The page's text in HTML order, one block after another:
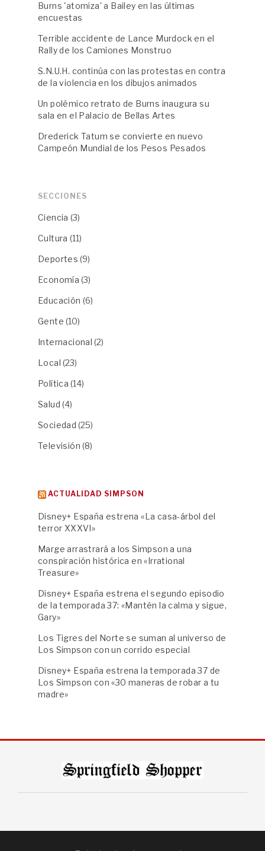
Burns 'atomiza' a Bailey en las últimas
encuestas
Terrible accidente de Lance Murdock en el
Rally de los Camiones Monstruo
S.N.U.H. continúa con las protestas en contra
de la violencia en los dibujos animados
Un polémico retrato de Burns inaugura su
sala en el Palacio de Bellas Artes
Drederick Tatum se convierte en nuevo
Campeón Mundial de los Pesos Pesados
SECCIONES
Ciencia (3)
Cultura (11)
Deportes (9)
Economía (3)
Educación (6)
Gente (10)
Internacional (2)
Local (23)
Política (14)
Salud (4)
Sociedad (25)
Televisión (8)
ACTUALIDAD SIMPSON
Disney+ España estrena «La casa-árbol del
terror XXXVI»
Marge arrastrará a los Simpson a una
conspiración histórica en «Irrational
Treasure»
Disney+ España estrena el segundo episodio
de la temporada 37: «Mantén la calma y sigue,
Gary»
Los Tigres del Norte se suman al universo de
Los Simpson con un corrido especial
Disney+ España estrena la temporada 37 de
Los Simpson con «30 maneras de robar a tu
madre»